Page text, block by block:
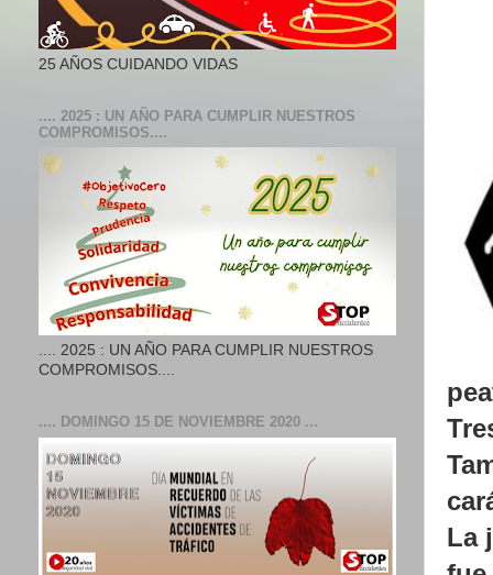
La
25 AÑOS CUIDANDO VIDAS
.... 2025 : UN AÑO PARA CUMPLIR NUESTROS
COMPROMISOS....
.... 2025 : UN AÑO PARA CUMPLIR NUESTROS
COMPROMISOS....
.... DOMINGO 15 DE NOVIEMBRE 2020 ...